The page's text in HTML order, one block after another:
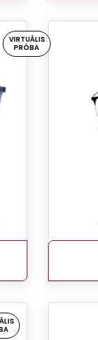
VIRTUÁLIS
PRÓBA